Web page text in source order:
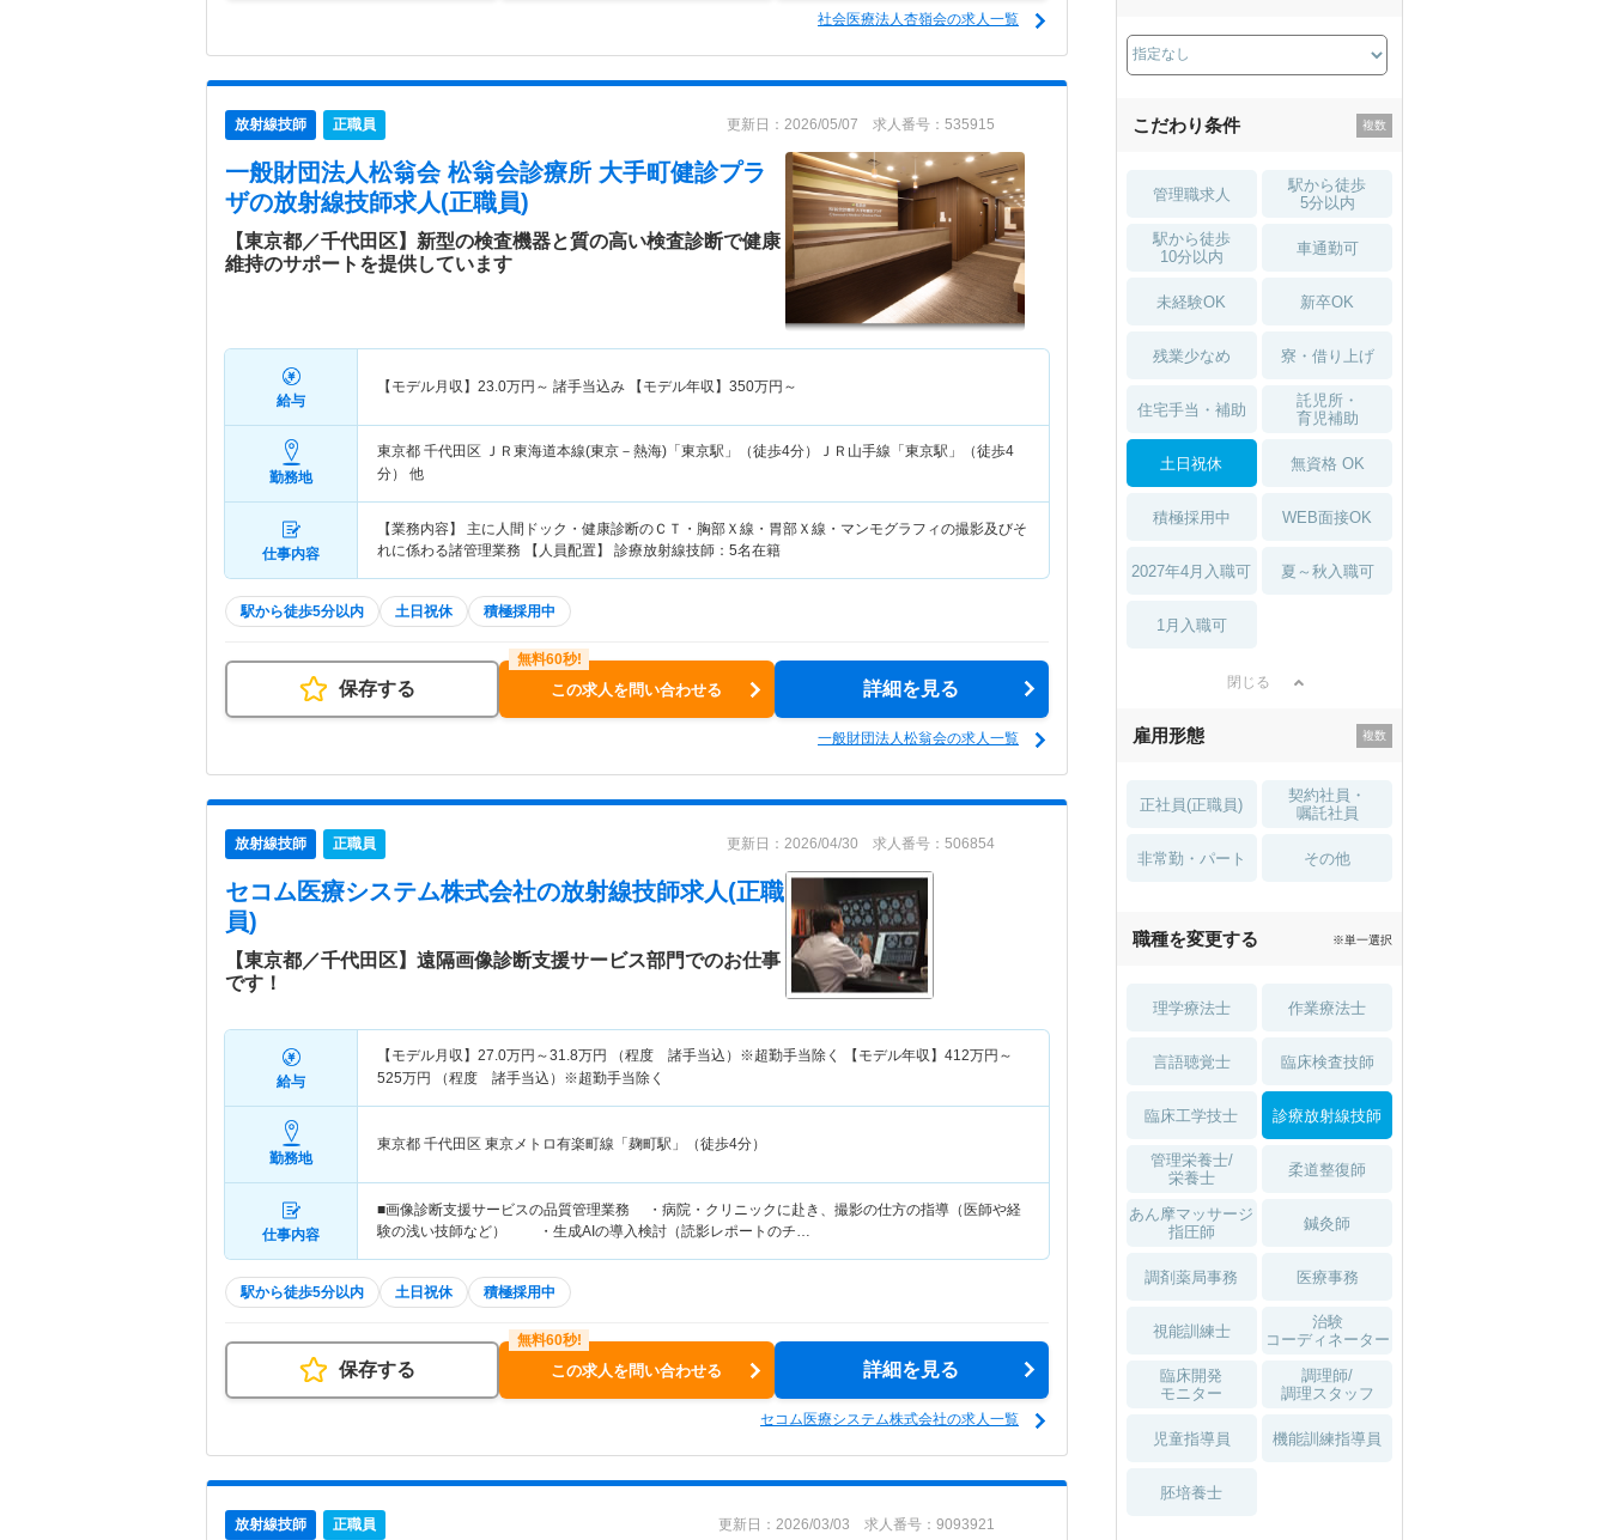
社会医療法人杏嶺会の求人一覧
放射線技師 正職員 更新日：2026/05/07 求人番号：535915
一般財団法人松翁会 松翁会診療所 大手町健診プラ
ザの放射線技師求人(正職員)
【東京都／千代田区】新型の検査機器と質の高い検査診断で健康
維持のサポートを提供しています
給与
【モデル月収】 23.0万円～ 諸手当込み 【モデル年収】 350万円～
勤務地
東京都 千代田区 ＪＲ東海道本線(東京－熱海)「東京駅」（徒歩4分）ＪＲ山手線「東京駅」（徒歩4
分） 他
仕事内容
【業務内容】 主に人間ドック・健康診断のＣＴ・胸部Ｘ線・胃部Ｘ線・マンモグラフィの撮影及びそ
れに係わる諸管理業務 【人員配置】 診療放射線技師：5名在籍
駅から徒歩5分以内 土日祝休 積極採用中
保存する この求人を問い合わせる 詳細を見る
一般財団法人松翁会の求人一覧
放射線技師 正職員 更新日：2026/04/30 求人番号：506854
セコム医療システム株式会社の放射線技師求人(正職
員)
【東京都／千代田区】遠隔画像診断支援サービス部門でのお仕事
です！
給与
【モデル月収】 27.0万円～31.8万円 （程度 諸手当込）※超勤手当除く 【モデル年収】 412万円～
525万円 （程度 諸手当込）※超勤手当除く
勤務地
東京都 千代田区 東京メトロ有楽町線「麹町駅」（徒歩4分）
仕事内容
■画像診断支援サービスの品質管理業務 ・病院・クリニックに赴き、撮影の仕方の指導（医師や経
験の浅い技師など） ・生成AIの導入検討（読影レポートのチ…
駅から徒歩5分以内 土日祝休 積極採用中
保存する この求人を問い合わせる 詳細を見る
セコム医療システム株式会社の求人一覧
放射線技師 正職員 更新日：2026/03/03 求人番号：9093921
薬局・
こだわり条件
管理職求人
駅から徒歩
5分以内
駅から徒歩
10分以内
車通勤可
未経験OK 新卒OK
残業少なめ 寮・借り上げ
住宅手当・補助
託児所・
育児補助
土日祝休 無資格 OK
積極採用中 WEB面接OK
2027年4月入職可 夏～秋入職可
1月入職可
閉じる
雇用形態
正社員(正職員)
契約社員・
嘱託社員
非常勤・パート その他
職種を変更する ※単一選択
理学療法士 作業療法士
言語聴覚士 臨床検査技師
臨床工学技士 診療放射線技師
管理栄養士/
栄養士
柔道整復師
あん摩マッサージ
指圧師
鍼灸師
調剤薬局事務 医療事務
視能訓練士
治験
コーディネーター
臨床開発
モニター
調理師/
調理スタッフ
児童指導員 機能訓練指導員
胚培養士